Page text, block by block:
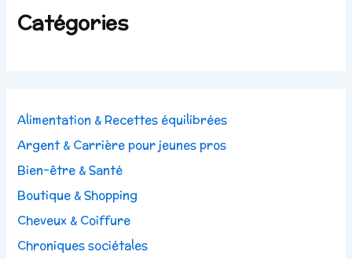
Catégories
Alimentation & Recettes équilibrées
Argent & Carrière pour jeunes pros
Bien-être & Santé
Boutique & Shopping
Cheveux & Coiffure
Chroniques sociétales